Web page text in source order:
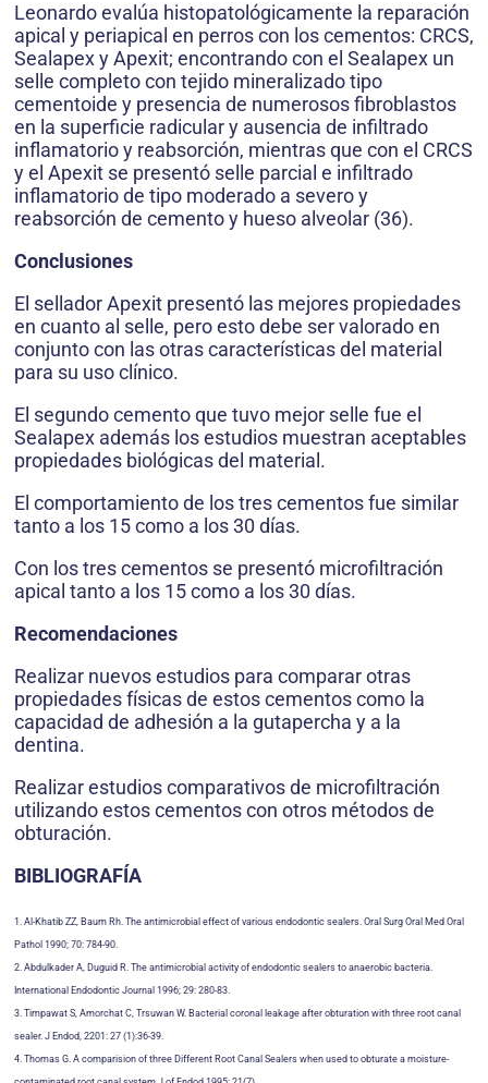
Leonardo evalúa histopatológicamente la reparación
apical y periapical en perros con los cementos: CRCS,
Sealapex y Apexit; encontrando con el Sealapex un
selle completo con tejido mineralizado tipo
cementoide y presencia de numerosos fibroblastos
en la superficie radicular y ausencia de infiltrado
inflamatorio y reabsorción, mientras que con el CRCS
y el Apexit se presentó selle parcial e infiltrado
inflamatorio de tipo moderado a severo y
reabsorción de cemento y hueso alveolar (36).
Conclusiones
El sellador Apexit presentó las mejores propiedades
en cuanto al selle, pero esto debe ser valorado en
conjunto con las otras características del material
para su uso clínico.
El segundo cemento que tuvo mejor selle fue el
Sealapex además los estudios muestran aceptables
propiedades biológicas del material.
El comportamiento de los tres cementos fue similar
tanto a los 15 como a los 30 días.
Con los tres cementos se presentó microfiltración
apical tanto a los 15 como a los 30 días.
Recomendaciones
Realizar nuevos estudios para comparar otras
propiedades físicas de estos cementos como la
capacidad de adhesión a la gutapercha y a la
dentina.
Realizar estudios comparativos de microfiltración
utilizando estos cementos con otros métodos de
obturación.
BIBLIOGRAFÍA
1. Al-Khatib ZZ, Baum Rh. The antimicrobial effect of various endodontic sealers. Oral Surg Oral Med Oral
Pathol 1990; 70: 784-90.
2. Abdulkader A, Duguid R. The antimicrobial activity of endodontic sealers to anaerobic bacteria.
International Endodontic Journal 1996; 29: 280-83.
3. Timpawat S, Amorchat C, Trsuwan W. Bacterial coronal leakage after obturation with three root canal
sealer. J Endod, 2201: 27 (1):36-39.
4. Thomas G. A comparision of three Different Root Canal Sealers when used to obturate a moisture-